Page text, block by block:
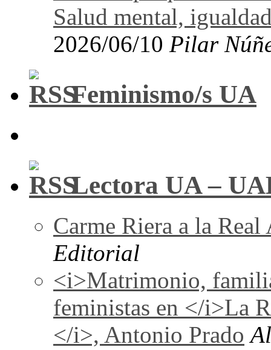
Salud mental,
2026/06/10 Pilar
Feminismo/s UA
Lectora UA –
Carme Riera a la Real
Editorial
<i>Matrimonio,
feministas en </i>La
</i>, Antonio Prado